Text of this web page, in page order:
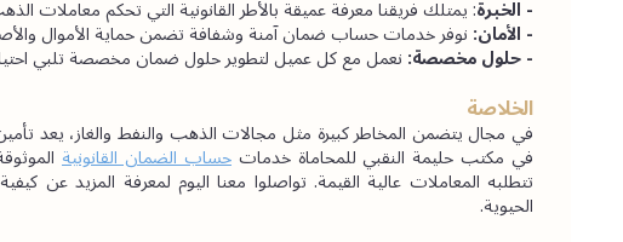
- الخبرة: يمتلك فريقنا معرفة عميقة بالأطر القانونية التي تحكم معاملات
- الأمان: نوفر خدمات حساب ضمان آمنة وشفافة تضمن حماية الأموال
- حلول مخصصة: نعمل مع كل عميل لتطوير حلول ضمان مخصصة تلبي
الخلاصة
في مكتب حليمة النقبي للمحاماة خدماتحساب الضمان القانونية
الحيوية.